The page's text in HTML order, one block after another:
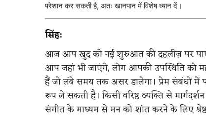
परेशान कर सकती है, अतः खानपान में विशेष ध्यान दें।
सिंह:
आज आप खुद को नई शुरुआत की दहलीज़ पर
आप जहां भी जाएंगे, लोग आपकी उपस्थिति
हैं जो लंबे समय तक असर डालेगा। प्रेम संबंधों में
रूप ले सकती है। किसी वरिष्ठ व्यक्ति से मार्गदर्शन
संगीत के माध्यम से मन को शांत करने के लिए